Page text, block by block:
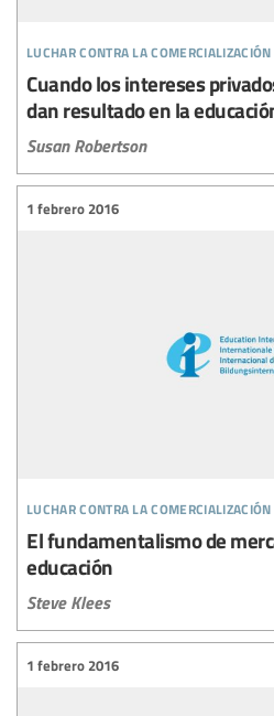
luchar contra la comercialización
Cuando los intereses
dan resultado en la
Susan Robertson
luchar contra la comercialización
1 febrero 2016
El fundamentalismo de
educación
Steve Klees
1 febrero 2016